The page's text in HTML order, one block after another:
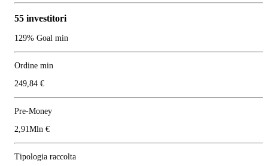
55 investitori
129% Goal min
Ordine min
249,84 €
Pre-Money
2,91Mln €
Tipologia raccolta